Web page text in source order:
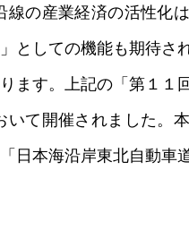
の産業経済の活性化
しての機能も期待さ
ます。上記の「第１１
て開催されました。
日本海沿岸東北自動車